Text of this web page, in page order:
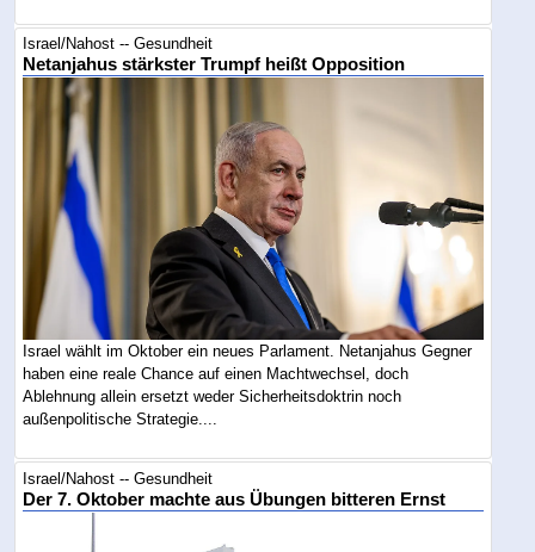
Israel/Nahost -- Gesundheit
Netanjahus stärkster Trumpf heißt Opposition
Israel wählt im Oktober ein neues Parlament. Netanjahus Gegner
haben eine reale Chance auf einen Machtwechsel, doch
Ablehnung allein ersetzt weder Sicherheitsdoktrin noch
außenpolitische Strategie....
Israel/Nahost -- Gesundheit
Der 7. Oktober machte aus Übungen bitteren Ernst